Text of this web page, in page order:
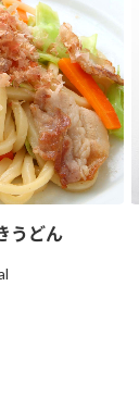
ふりかけ お
部門が大切にして
ること
来ビジョン宣言」
に向けた各部門の
組みをご紹介しま
うどん